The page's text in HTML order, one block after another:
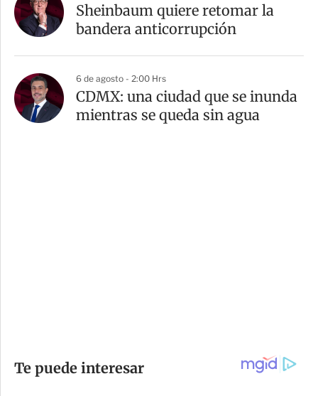
Sheinbaum quiere retomar la
bandera anticorrupción
6 de agosto - 2:00 Hrs
CDMX: una ciudad que se inunda
mientras se queda sin agua